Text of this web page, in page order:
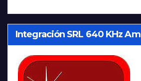
Integración SRL 640 KHz Am